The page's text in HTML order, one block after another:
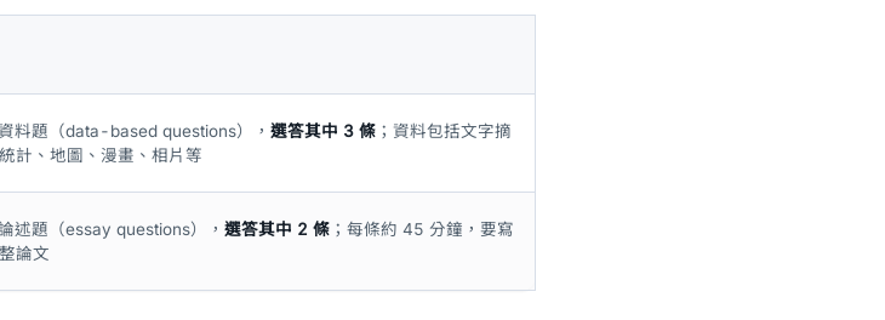
料題（data-based questions）， 選答其中 3 條 ；資料包括文字摘
計、地圖、漫畫、相片等
述題（essay questions）， 選答其中 2 條 ；每條約 45 分鐘，要寫
論文